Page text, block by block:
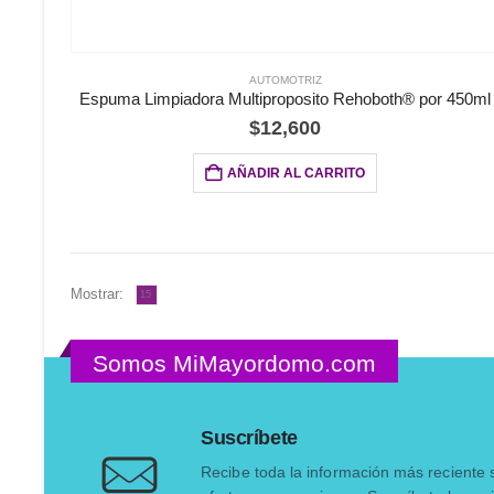
AUTOMOTRIZ
Espuma Limpiadora Multiproposito Rehoboth® por 450ml
$12,600
AÑADIR AL CARRITO
Mostrar:
Somos MiMayordomo.com
Suscríbete
Recibe toda la información más reciente